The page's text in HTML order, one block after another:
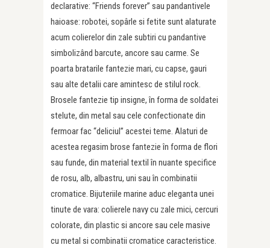
declarative: “Friends forever” sau pandantivele
haioase: robotei, sopârle si fetite sunt alaturate
acum colierelor din zale subtiri cu pandantive
simbolizând barcute, ancore sau carme. Se
poarta bratarile fantezie mari, cu capse, gauri
sau alte detalii care amintesc de stilul rock.
Brosele fantezie tip insigne, în forma de soldatei
stelute, din metal sau cele confectionate din
fermoar fac “deliciul” acestei teme. Alaturi de
acestea regasim brose fantezie în forma de flori
sau funde, din material textil în nuante specifice
de rosu, alb, albastru, uni sau în combinatii
cromatice. Bijuteriile marine aduc eleganta unei
tinute de vara: colierele navy cu zale mici, cercuri
colorate, din plastic si ancore sau cele masive
cu metal si combinatii cromatice caracteristice.